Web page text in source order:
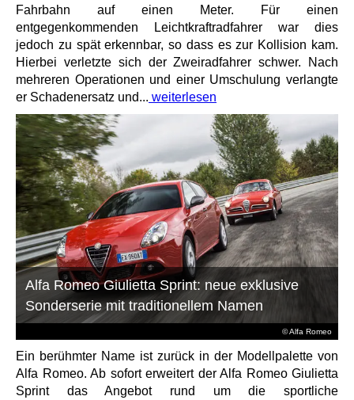
Fahrbahn auf einen Meter. Für einen
entgegenkommenden Leichtkraftradfahrer war dies
jedoch zu spät erkennbar, so dass es zur Kollision kam.
Hierbei verletzte sich der Zweiradfahrer schwer. Nach
mehreren Operationen und einer Umschulung verlangte
er Schadenersatz und... weiterlesen
© Alfa Romeo
Alfa Romeo Giulietta Sprint: neue exklusive
Sonderserie mit traditionellem Namen
Ein berühmter Name ist zurück in der Modellpalette von
Alfa Romeo. Ab sofort erweitert der Alfa Romeo Giulietta
Sprint das Angebot rund um die sportliche